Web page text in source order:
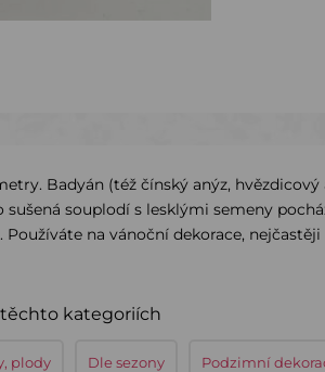
Badyán (též čínský anýz, hvězdicový
souplodí s lesklými semeny
na vánoční dekorace,
těchto kategoriích
plody Dle sezony Podzimní